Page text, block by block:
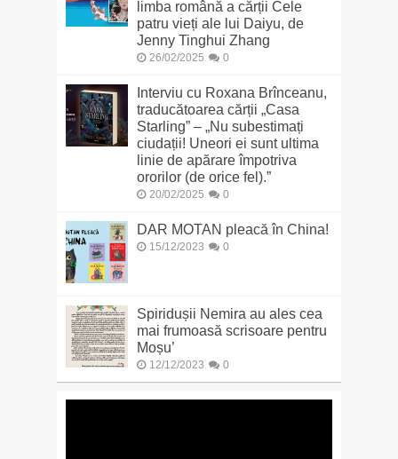
limba română a cărții Cele
patru vieți ale lui Daiyu, de
Jenny Tinghui Zhang
26/02/2025 0
Interviu cu Roxana Brînceanu,
traducătoarea cărții „Casa
Starling” – „Nu subestimați
ciudații! Uneori ei sunt ultima
linie de apărare împotriva
ororilor (de orice fel).”
20/02/2025 0
DAR MOTAN pleacă în China!
15/12/2023 0
Spiridușii Nemira au ales cea
mai frumoasă scrisoare pentru
Moșu’
12/12/2023 0